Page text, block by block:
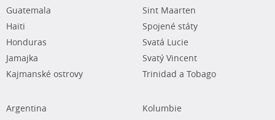
Guatemala
Haiti
Honduras
Jamajka
Kajmanské ostrovy
Sint Maarten
Spojené státy
Svatá Lucie
Svatý Vincent
Trinidad a Tobago
Argentina
Kolumbie